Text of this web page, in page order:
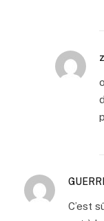
C’est